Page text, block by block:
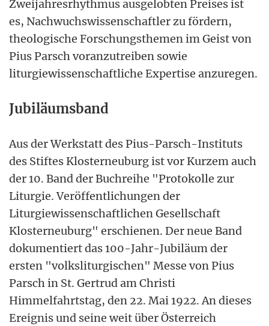
Zweijahresrhythmus ausgelobten Preises ist
es, Nachwuchswissenschaftler zu fördern,
theologische Forschungsthemen im Geist von
Pius Parsch voranzutreiben sowie
liturgiewissenschaftliche Expertise anzuregen.
Jubiläumsband
Aus der Werkstatt des Pius-Parsch-Instituts
des Stiftes Klosterneuburg ist vor Kurzem auch
der 10. Band der Buchreihe "Protokolle zur
Liturgie. Veröffentlichungen der
Liturgiewissenschaftlichen Gesellschaft
Klosterneuburg" erschienen. Der neue Band
dokumentiert das 100-Jahr-Jubiläum der
ersten "volksliturgischen" Messe von Pius
Parsch in St. Gertrud am Christi
Himmelfahrtstag, den 22. Mai 1922. An dieses
Ereignis und seine weit über Österreich